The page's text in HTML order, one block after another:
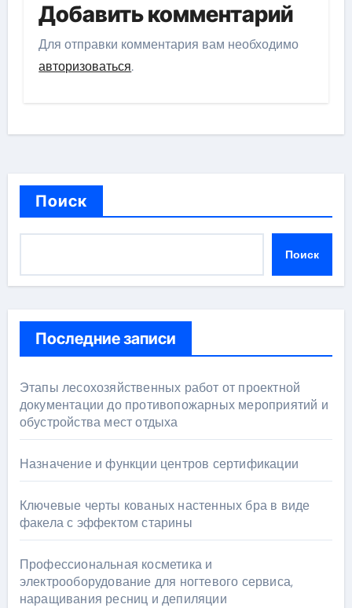
Добавить комментарий
Для отправки комментария вам необходимо
авторизоваться.
Поиск
Поиск
Последние записи
Этапы лесохозяйственных работ от проектной
документации до противопожарных мероприятий и
обустройства мест отдыха
Назначение и функции центров сертификации
Ключевые черты кованых настенных бра в виде
факела с эффектом старины
Профессиональная косметика и
электрооборудование для ногтевого сервиса,
наращивания ресниц и депиляции